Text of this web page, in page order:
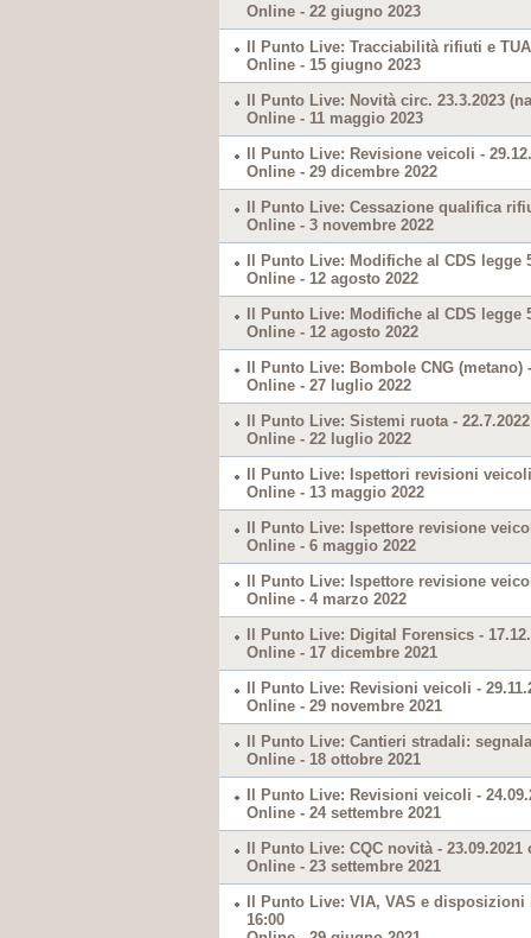
Online - 22 giugno 2023
Il Punto Live: Tracciabilità rifiuti e
Online - 15 giugno 2023
Il Punto Live: Novità circ. 23.3.2023
Online - 11 maggio 2023
Il Punto Live: Revisione veicoli -
Online - 29 dicembre 2022
Il Punto Live: Cessazione qualifica
Online - 3 novembre 2022
Il Punto Live: Modifiche al CDS legge
Online - 12 agosto 2022
Il Punto Live: Modifiche al CDS legge
Online - 12 agosto 2022
Il Punto Live: Bombole CNG (metano)
Online - 27 luglio 2022
Il Punto Live: Sistemi ruota -
Online - 22 luglio 2022
Il Punto Live: Ispettori revisioni
Online - 13 maggio 2022
Il Punto Live: Ispettore revisione
Online - 6 maggio 2022
Il Punto Live: Ispettore revisione
Online - 4 marzo 2022
Il Punto Live: Digital Forensics -
Online - 17 dicembre 2021
Il Punto Live: Revisioni veicoli -
Online - 29 novembre 2021
Il Punto Live: Cantieri stradali:
Online - 18 ottobre 2021
Il Punto Live: Revisioni veicoli -
Online - 24 settembre 2021
Il Punto Live: CQC novità - 23.09.2021
Online - 23 settembre 2021
Il Punto Live: VIA, VAS e
16:00